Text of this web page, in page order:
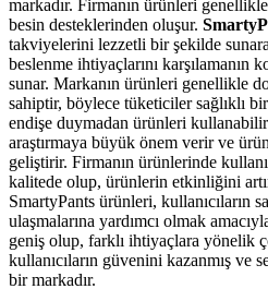
markadır. Firmanın ürünleri
besin desteklerinden oluşur.
takviyelerini lezzetli bir şekilde
beslenme ihtiyaçlarını
sunar. Markanın ürünleri genellikle
sahiptir, böylece tüketiciler sağlıklı
endişe duymadan ürünleri
araştırmaya büyük önem verir ve
geliştirir. Firmanın ürünlerinde
kalitede olup, ürünlerin etkinliğini
SmartyPants ürünleri, kullanıcıların
ulaşmalarına yardımcı olmak
geniş olup, farklı ihtiyaçlara yönelik
kullanıcıların güvenini kazanmış ve
bir markadır.